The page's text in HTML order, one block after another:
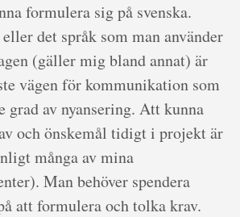
formulera sig på svenska.
det språk som man använder
(gäller mig bland annat) är
vägen för kommunikation som
grad av nyansering. Att kunna
och önskemål tidigt i projekt är
många av mina
Man behöver spendera
att formulera och tolka krav.